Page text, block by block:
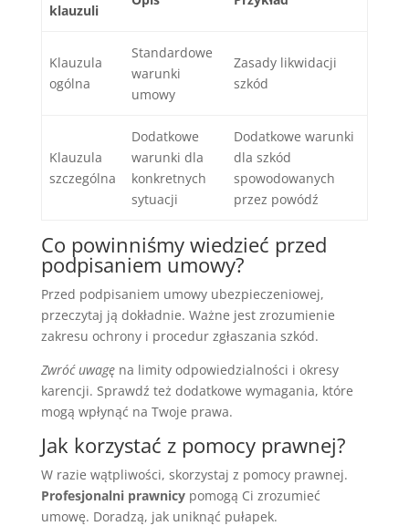
klauzuli
Klauzula
ogólna
Standardowe
warunki
umowy
Zasady likwidacji
szkód
Klauzula
szczególna
Dodatkowe
warunki dla
konkretnych
sytuacji
Dodatkowe warunki
dla szkód
spowodowanych
przez powódź
Co powinniśmy wiedzieć przed
podpisaniem umowy?
Przed podpisaniem umowy ubezpieczeniowej,
przeczytaj ją dokładnie. Ważne jest zrozumienie
zakresu ochrony i procedur zgłaszania szkód.
Zwróć uwagęna limity odpowiedzialności i okresy
karencji. Sprawdź też dodatkowe wymagania, które
mogą wpłynąć na Twoje prawa.
Jak korzystać z pomocy prawnej?
W razie wątpliwości, skorzystaj z pomocy prawnej.
Profesjonalni prawnicypomogą Ci zrozumieć
umowę. Doradzą, jak uniknąć pułapek.